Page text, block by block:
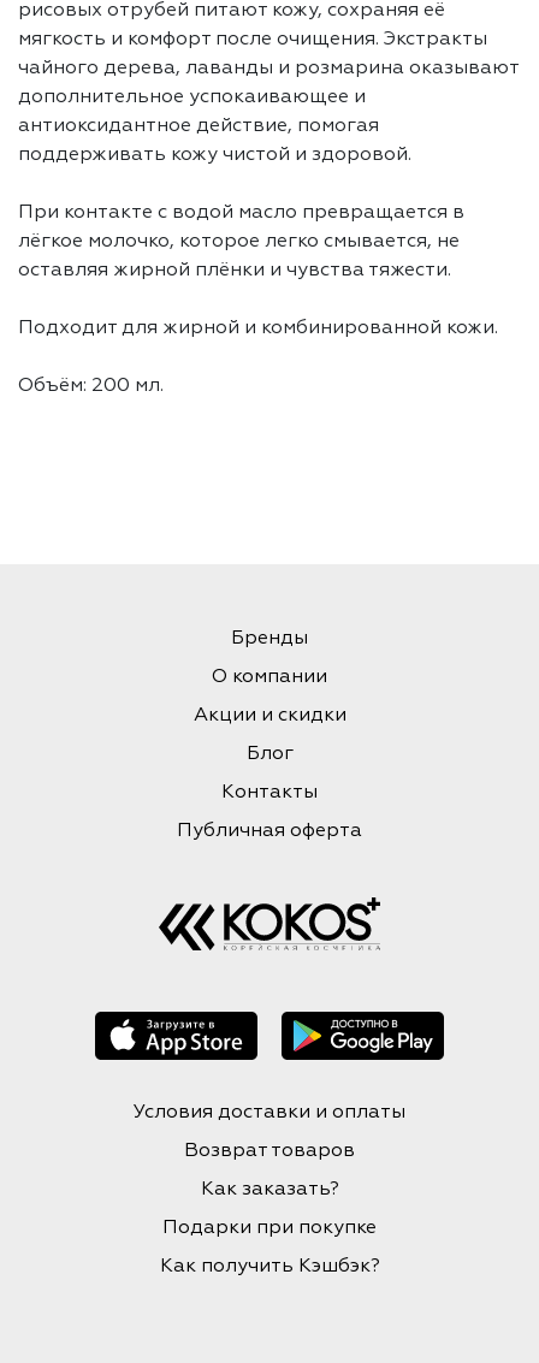
рисовых отрубей питают кожу, сохраняя её
мягкость и комфорт после очищения. Экстракты
чайного дерева, лаванды и розмарина оказывают
дополнительное успокаивающее и
антиоксидантное действие, помогая
поддерживать кожу чистой и здоровой.
При контакте с водой масло превращается в
лёгкое молочко, которое легко смывается, не
оставляя жирной плёнки и чувства тяжести.
Подходит для жирной и комбинированной кожи.
Объём: 200 мл.
Бренды
О компании
Акции и скидки
Блог
Контакты
Публичная оферта
Условия доставки и оплаты
Возврат товаров
Как заказать?
Подарки при покупке
Как получить Кэшбэк?